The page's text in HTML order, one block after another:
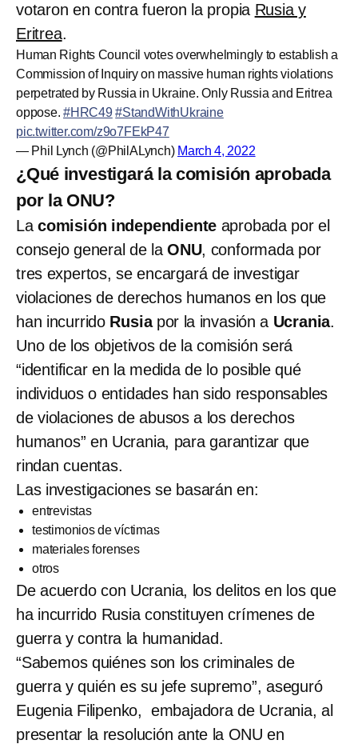
votaron en contra fueron la propia Rusia y
Eritrea.
Human Rights Council votes overwhelmingly to establish a
Commission of Inquiry on massive human rights violations
perpetrated by Russia in Ukraine. Only Russia and Eritrea
oppose. #HRC49 #StandWithUkraine️
pic.twitter.com/z9o7FEkP47
— Phil Lynch (@PhilALynch) March 4, 2022
¿Qué investigará la comisión aprobada
por la ONU?
La comisión independiente aprobada por el
consejo general de laONU, conformada por
tres expertos, se encargará de investigar
violaciones de derechos humanos en los que
han incurrido Rusia por la invasión a Ucrania.
Uno de los objetivos de la comisión será
“identificar en la medida de lo posible qué
individuos o entidades han sido responsables
de violaciones de abusos a los derechos
humanos” en Ucrania, para garantizar que
rindan cuentas.
Las investigaciones se basarán en:
entrevistas
testimonios de víctimas
materiales forenses
otros
De acuerdo con Ucrania, los delitos en los que
ha incurrido Rusia constituyen crímenes de
guerra y contra la humanidad.
“Sabemos quiénes son los criminales de
guerra y quién es su jefe supremo”, aseguró
Eugenia Filipenko, embajadora de Ucrania, al
presentar la resolución ante la ONU en